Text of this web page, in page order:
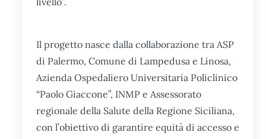
Il progetto nasce dalla collaborazione tra ASP
di Palermo, Comune di Lampedusa e Linosa,
Azienda Ospedaliero Universitaria Policlinico
“Paolo Giaccone”, INMP e Assessorato
regionale della Salute della Regione Siciliana,
con l’obiettivo di garantire equità di accesso e